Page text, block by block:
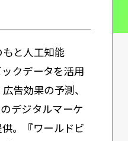
と人工知能
クデータを活用
告効果の予測、
デジタルマーケ
。『ワールドビ